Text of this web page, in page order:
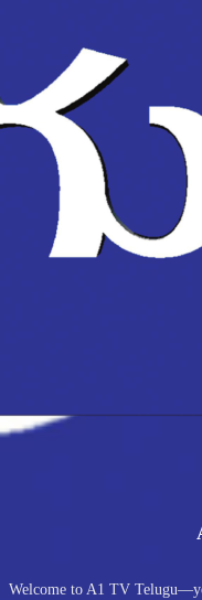
Welcome to A1 TV